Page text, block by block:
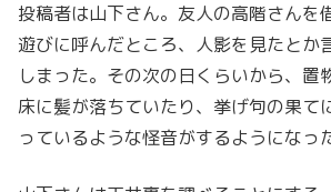
投稿者は山下さん。友人の高階さんを
遊びに呼んだところ、人影を見たとか
しまった。その次の日くらいから、置
床に髪が落ちていたり、挙げ句の果て
っているような怪音がするようになっ